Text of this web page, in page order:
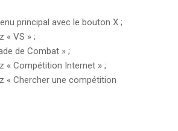
principal avec le bouton X ;
« VS » ;
de Combat » ;
« Compétition Internet » ;
« Chercher une compétition